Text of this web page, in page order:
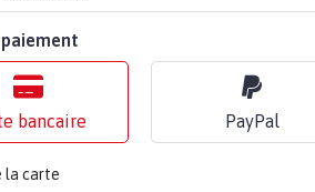
bancaire PayPal
la carte